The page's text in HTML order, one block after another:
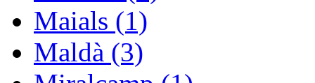
Maials (1)
Maldà (3)